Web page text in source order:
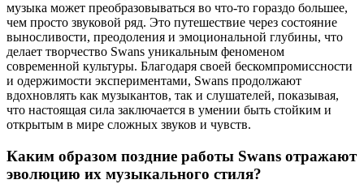
музыка может преобразовываться во что-то гораздо большее,
чем просто звуковой ряд. Это путешествие через состояние
выносливости, преодоления и эмоциональной глубины, что
делает творчество Swans уникальным феноменом
современной культуры. Благодаря своей бескомпромиссности
и одержимости экспериментами, Swans продолжают
вдохновлять как музыкантов, так и слушателей, показывая,
что настоящая сила заключается в умении быть стойким и
открытым в мире сложных звуков и чувств.
Каким образом поздние работы Swans отражают
эволюцию их музыкального стиля?